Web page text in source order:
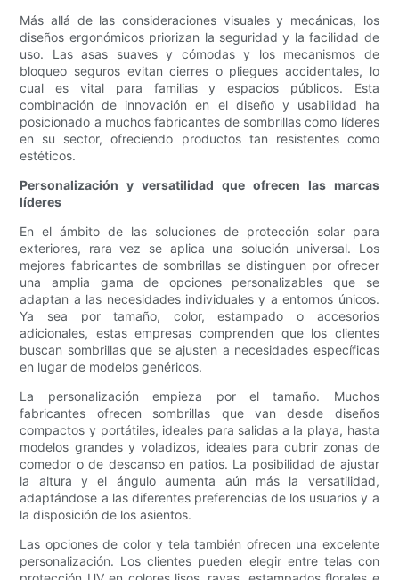
Más allá de las consideraciones visuales y mecánicas, los
diseños ergonómicos priorizan la seguridad y la facilidad de
uso. Las asas suaves y cómodas y los mecanismos de
bloqueo seguros evitan cierres o pliegues accidentales, lo
cual es vital para familias y espacios públicos. Esta
combinación de innovación en el diseño y usabilidad ha
posicionado a muchos fabricantes de sombrillas como líderes
en su sector, ofreciendo productos tan resistentes como
estéticos.
Personalización y versatilidad que ofrecen las marcas
líderes
En el ámbito de las soluciones de protección solar para
exteriores, rara vez se aplica una solución universal. Los
mejores fabricantes de sombrillas se distinguen por ofrecer
una amplia gama de opciones personalizables que se
adaptan a las necesidades individuales y a entornos únicos.
Ya sea por tamaño, color, estampado o accesorios
adicionales, estas empresas comprenden que los clientes
buscan sombrillas que se ajusten a necesidades específicas
en lugar de modelos genéricos.
La personalización empieza por el tamaño. Muchos
fabricantes ofrecen sombrillas que van desde diseños
compactos y portátiles, ideales para salidas a la playa, hasta
modelos grandes y voladizos, ideales para cubrir zonas de
comedor o de descanso en patios. La posibilidad de ajustar
la altura y el ángulo aumenta aún más la versatilidad,
adaptándose a las diferentes preferencias de los usuarios y a
la disposición de los asientos.
Las opciones de color y tela también ofrecen una excelente
personalización. Los clientes pueden elegir entre telas con